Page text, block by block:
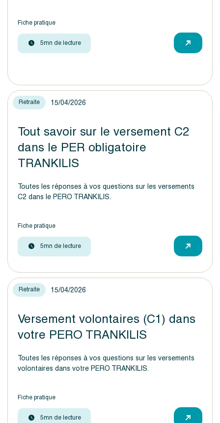
Fiche pratique
5mn de lecture
Retraite 15/04/2026
Tout savoir sur le versement C2
dans le PER obligatoire
TRANKILIS
Toutes les réponses à vos questions sur les versements
C2 dans le PERO TRANKILIS.
Fiche pratique
5mn de lecture
Retraite 15/04/2026
Versement volontaires (C1) dans
votre PERO TRANKILIS
Toutes les réponses à vos questions sur les versements
volontaires dans votre PERO TRANKILIS.
Fiche pratique
5mn de lecture